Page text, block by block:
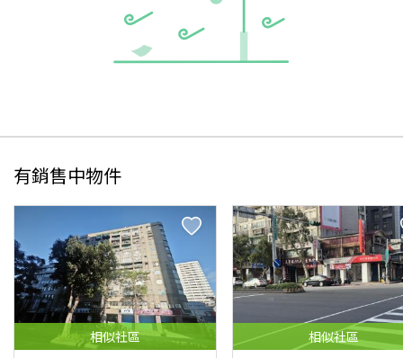
有銷售中物件
相似社區 相似社區